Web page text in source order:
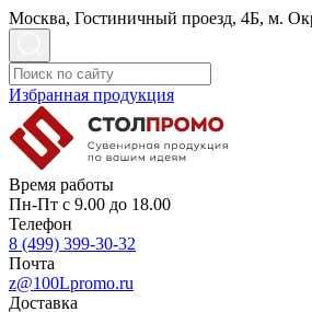
Москва, Гостиничный проезд, 4Б, м.
Избранная продукция
Время работы
Пн-Пт с 9.00 до 18.00
Телефон
8 (499) 399-30-32
Почта
z@100Lpromo.ru
Доставка